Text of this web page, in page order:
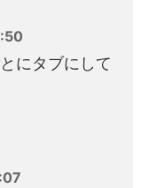
にタブにして